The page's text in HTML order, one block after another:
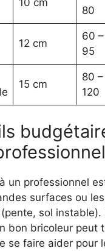
10 cm
80
12 cm
60 –
95
15 cm
80 –
120
un professionnel
surfaces ou
sol instable).
bon bricoleur peut
se faire aider pour